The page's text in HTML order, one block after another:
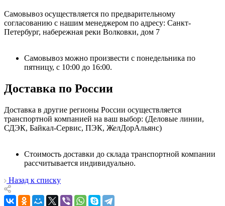
Самовывоз осуществляется по предварительному
согласованию с нашим менеджером по адресу: Санкт-
Петербург, набережная реки Волковки, дом 7
Самовывоз можно произвести с понедельника по
пятницу, с 10:00 до 16:00.
Доставка по России
Доставка в другие регионы России осуществляется
транспортной компанией на ваш выбор: (Деловые линии,
СДЭК, Байкал-Сервис, ПЭК, ЖелДорАльянс)
Стоимость доставки до склада транспортной компании
рассчитывается индивидуально.
Назад к списку